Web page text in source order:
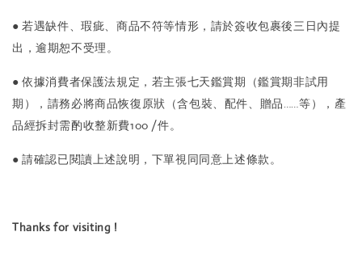
● 若遇缺件、瑕疵、商品不符等情形，請於簽收包裹後三日內提
出，逾期恕不受理。
● 依據消費者保護法規定，若主張七天鑑賞期（鑑賞期非試用
期），請務必將商品恢復原狀（含包裝、配件、贈品……等），產
品經拆封需酌收整新費100 /件。
● 請確認已閱讀上述說明，下單視同同意上述條款。
Thanks for visiting !